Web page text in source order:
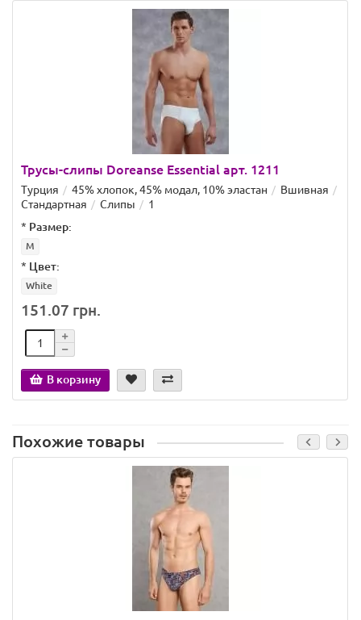
Трусы-слипы Doreanse Essential арт. 1211
Турция 45% хлопок, 45% модал, 10% эластан
Вшивная
Стандартная
Слипы
1
* Размер:
M
* Цвет:
White
151.07 грн.
В корзину
Похожие товары